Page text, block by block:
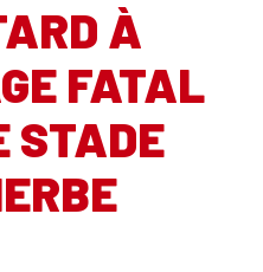
À
FATAL
STADE